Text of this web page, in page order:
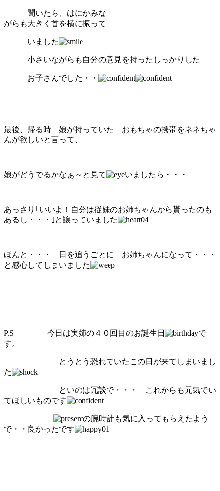
聞いたら、はにかみな
がらも大きく首を横に振って
いました
小さいながらも自分の意見を持ったしっかりした
お子さんでした・・
最後、帰る時 娘が持っていた おもちゃの携帯をネネちゃ
んが欲しいと言って、
娘がどうでるかなぁ～と見て いましたら・・・
あっさり｢いいよ！自分は従妹のお姉ちゃんから貰ったのも
あるし・・・｣と譲っていました
ほんと・・・ 日を追うごとに お姉ちゃんになって・・・
と感心してしまいました
P.S 今日は実姉の４０回目のお誕生日
で
す。
とうとう恐れていたこの日が来てしまいまし
た
といのは冗談で・・・ これからも元気でい
てほしいものです
の腕時計も気に入ってもらえたよう
で・・良かったです